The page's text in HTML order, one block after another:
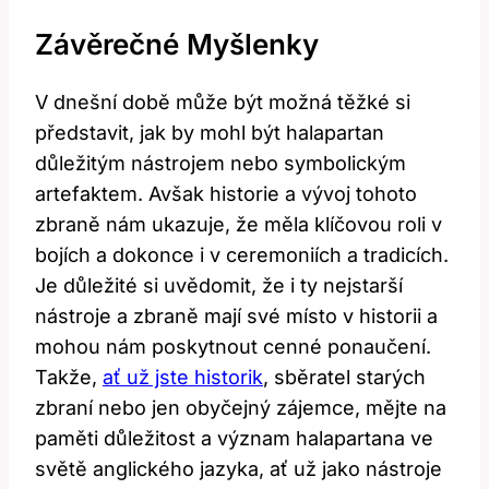
Závěrečné Myšlenky
V dnešní době může být ⁤možná těžké⁢ si
představit, jak by‌ mohl být halapartan
důležitým nástrojem nebo symbolickým
artefaktem.⁤ Avšak historie ‍a ⁣vývoj tohoto‍
zbraně nám ukazuje, že měla klíčovou roli v
bojích a dokonce i v ceremoniích a ​tradicích.
Je⁣ důležité si uvědomit, že i ty nejstarší
nástroje a ‍zbraně mají své místo v historii a
mohou nám poskytnout​ cenné ponaučení.
Takže,‌ ať už jste historik, sběratel starých⁢
zbraní nebo jen ⁣obyčejný zájemce, mějte na
paměti důležitost a ‌význam halapartana ve
⁣světě ‍anglického jazyka,⁣ ať už jako nástroje⁤